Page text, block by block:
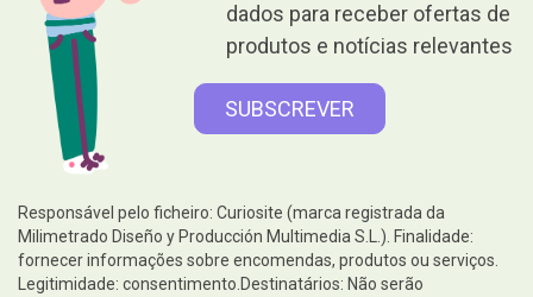
dados para receber ofertas de
produtos e notícias relevantes
Responsável pelo ficheiro: Curiosite (marca registrada da
Milimetrado Diseño y Producción Multimedia S.L.). Finalidade:
fornecer informações sobre encomendas, produtos ou serviços.
Legitimidade: consentimento.Destinatários: Não serão